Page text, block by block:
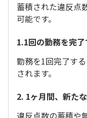
蓄積された違反点
可能です。
1.1回の勤務を完了
勤務を1回完了す
されます。
2. 1ヶ月間、新た
違反点数の蓄積や